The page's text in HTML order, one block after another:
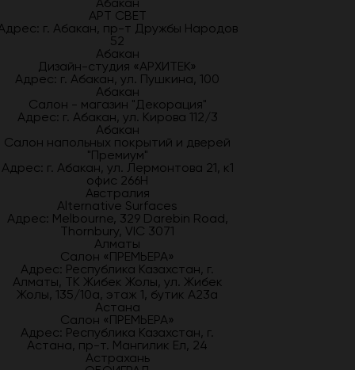
АРТ СВЕТ
г. Абакан, пр-т Дружбы Народов
52
Абакан
Дизайн-студия «АРХИТЕК»
Адрес: г. Абакан, ул. Пушкина, 100
Абакан
Салон - магазин "Декорация"
Адрес: г. Абакан, ул. Кирова 112/3
Абакан
Салон напольных покрытий и дверей
"Премиум"
Адрес: г. Абакан, ул. Лермонтова 21, к1
офис 266Н
Австралия
Alternative Surfaces
Адрес: Melbourne, 329 Darebin Road,
Thornbury, VIC 3071
Алматы
Салон «ПРЕМЬЕРА»
Адрес: Республика Казахстан, г.
Алматы, ТК Жибек Жолы, ул. Жибек
Жолы, 135/10а, этаж 1, бутик А23а
Астана
Салон «ПРЕМЬЕРА»
Адрес: Республика Казахстан, г.
Астана, пр-т. Мангилик Ел, 24
Астрахань